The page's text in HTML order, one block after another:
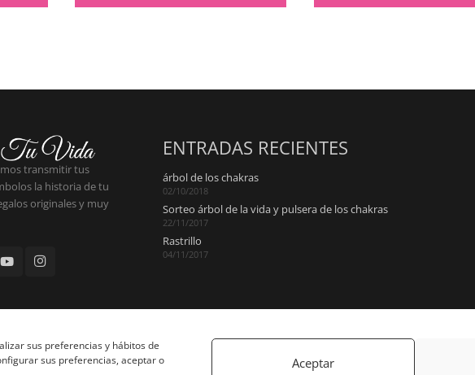
sus preferencias y hábitos de
sus preferencias, aceptar o
Aceptar
transmitir tus
la historia de tu
originales y muy
ENTRADAS RECIENTES
árbol de los chakras
02/10/2018
Sorteo árbol de la vida y pulsera de los chakras
22/11/2017
Rastrillo
04/11/2017